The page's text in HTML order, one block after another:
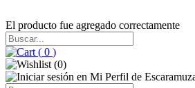
El producto fue agregado correctamente
( 0 )
(0)